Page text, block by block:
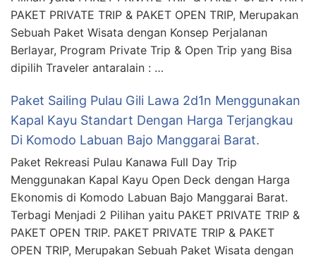
PAKET PRIVATE TRIP & PAKET OPEN TRIP, Merupakan
Sebuah Paket Wisata dengan Konsep Perjalanan
Berlayar, Program Private Trip & Open Trip yang Bisa
dipilih Traveler antaralain : …
Paket Sailing Pulau Gili Lawa 2d1n Menggunakan
Kapal Kayu Standart Dengan Harga Terjangkau
Di Komodo Labuan Bajo Manggarai Barat.
Paket Rekreasi Pulau Kanawa Full Day Trip
Menggunakan Kapal Kayu Open Deck dengan Harga
Ekonomis di Komodo Labuan Bajo Manggarai Barat.
Terbagi Menjadi 2 Pilihan yaitu PAKET PRIVATE TRIP &
PAKET OPEN TRIP. PAKET PRIVATE TRIP & PAKET
OPEN TRIP, Merupakan Sebuah Paket Wisata dengan